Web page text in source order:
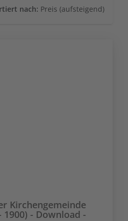
nach: Preis (aufsteigend)
Kirchengemeinde
- Download -